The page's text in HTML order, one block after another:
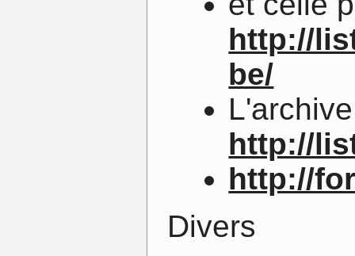
http://
be/
http://
http://
Divers